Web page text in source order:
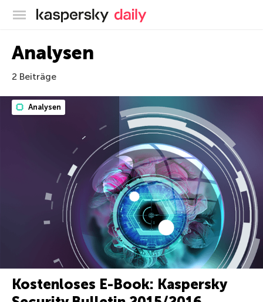
Offizieller Blog von Kaspersky
Analysen
2 Beiträge
Analysen
Kostenloses E-Book: Kaspersky